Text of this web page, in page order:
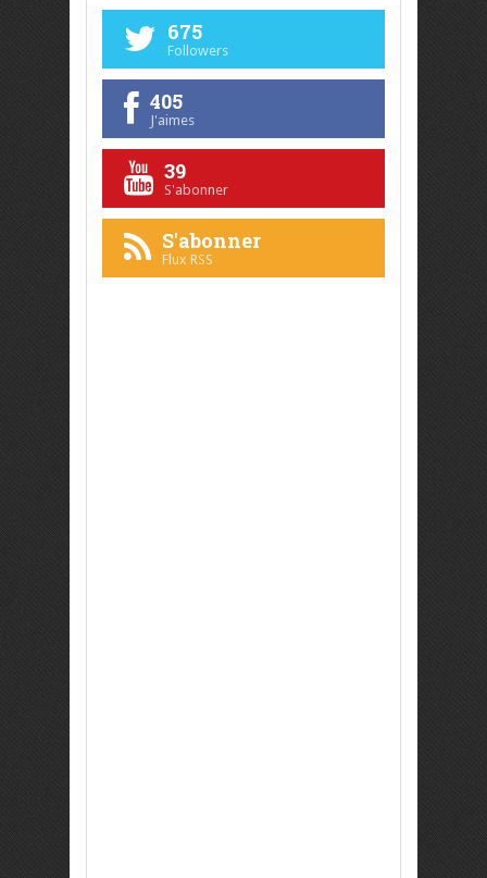
675
Followers
405
J'aimes
39
S'abonner
S'abonner
Flux RSS